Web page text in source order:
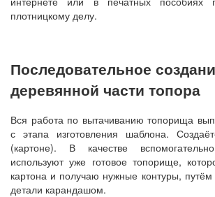
плотницкому делу.
Последовательное
деревянной части топора
Вся работа по вытачиванию топорища
с этапа изготовления шаблона.
(картоне). В качестве
используют уже готовое топорище,
картона и получаю нужные контуры,
детали карандашом.